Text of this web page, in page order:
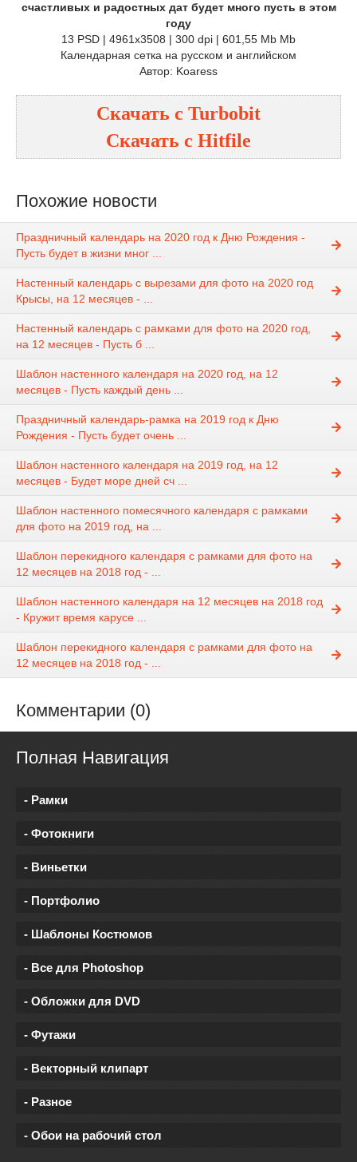
счастливых и радостных дат будет много пусть в этом
году
13 PSD | 4961x3508 | 300 dpi | 601,55 Mb Mb
Календарная сетка на русском и английском
Автор: Koaress
Скачать с Turbobit
Скачать с Hitfile
Похожие новости
Праздничный календарь на 2020 год к Дню Рождения -
Пусть будет в жизни мног ...
Настенный календарь с вырезами для фото на 2020 год
Крысы, на 12 месяцев - ...
Настенный календарь с рамками для фото на 2020 год,
на 12 месяцев - Пусть б ...
Шаблон настенного календаря на 2020 год, на 12
месяцев - Пусть каждый день ...
Праздничный календарь-рамка на 2019 год к Дню
Рождения - Пусть будет очень ...
Шаблон настенного календаря на 2019 год, на 12
месяцев - Будет море дней сч ...
Шаблон настенного помесячного календаря с рамками
для фото на 2019 год, на ...
Шаблон перекидного календаря с рамками для фото на
12 месяцев на 2018 год - ...
Шаблон настенного календаря на 12 месяцев на 2018 год
- Кружит время карусе ...
Шаблон перекидного календаря с рамками для фото на
12 месяцев на 2018 год - ...
Комментарии (0)
Полная Навигация
- Рамки
- Фотокниги
- Виньетки
- Портфолио
- Шаблоны Костюмов
- Все для Photoshop
- Обложки для DVD
- Футажи
- Векторный клипарт
- Разное
- Обои на рабочий стол